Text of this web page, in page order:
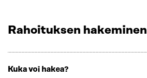
Rahoituksen hakeminen
Kuka voi hakea?